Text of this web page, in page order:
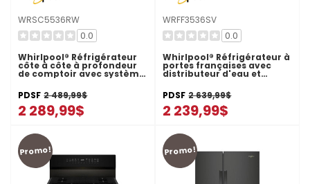
WRSC5536RW
0.0
Whirlpool® Réfrigérateur
côte à côte à profondeur
de comptoir avec système
de refroidissement
TruCool™ - 36 pi cu
WRSC5536RW
PDSF 2 489,99$
2 289,99$
WRFF3536SV
0.0
Whirlpool® Réfrigérateur à
portes françaises avec
distributeur d'eau et
porte - 36 po - 30 pi cu
WRFF3536SV
PDSF 2 639,99$
2 239,99$
Promo! Promo!